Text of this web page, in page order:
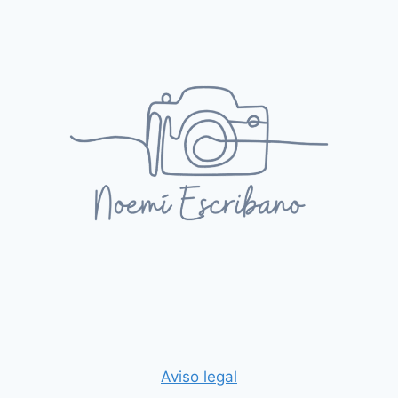
Aviso legal